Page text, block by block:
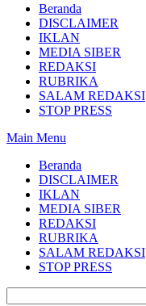
Beranda
DISCLAIMER
IKLAN
MEDIA SIBER
REDAKSI
RUBRIKA
SALAM REDAKSI
STOP PRESS
Main Menu
Beranda
DISCLAIMER
IKLAN
MEDIA SIBER
REDAKSI
RUBRIKA
SALAM REDAKSI
STOP PRESS